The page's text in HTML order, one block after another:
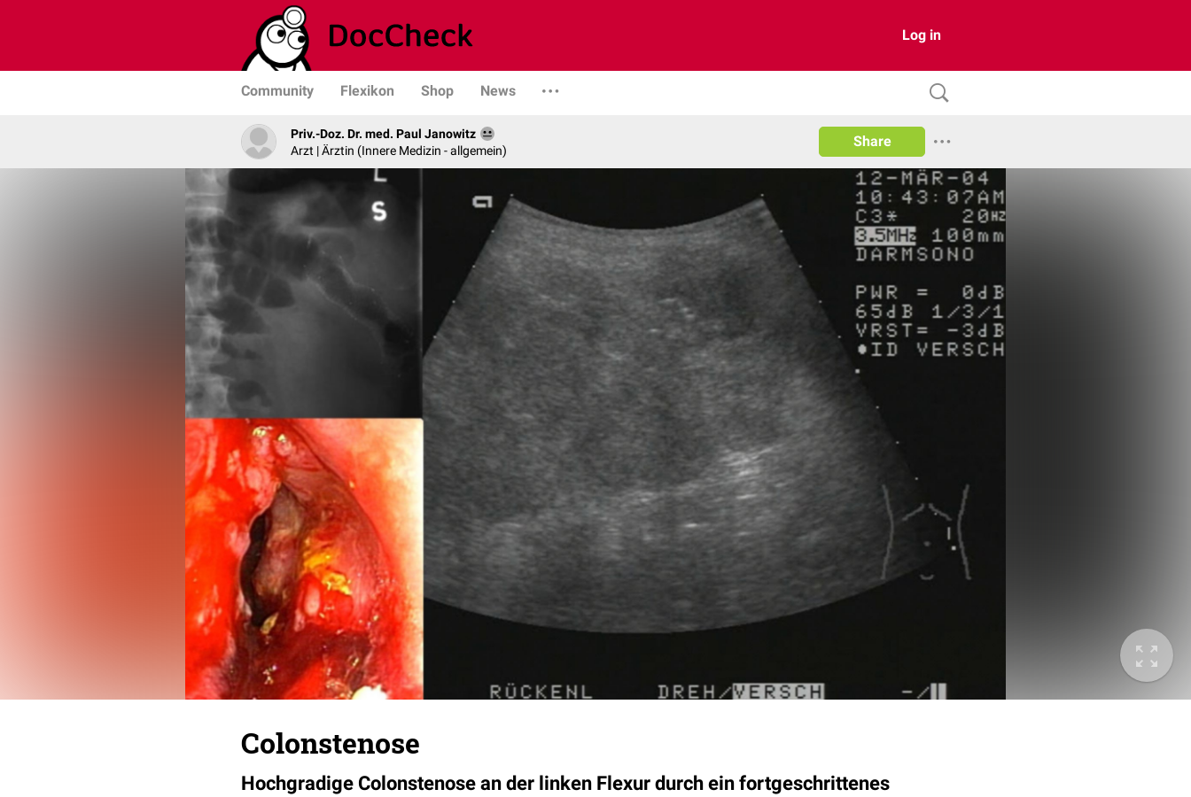
Log in
Community Flexikon Shop News
Priv.-Doz. Dr. med. Paul Janowitz
Arzt | Ärztin (Innere Medizin - allgemein)
Share
Colonstenose
Hochgradige Colonstenose an der linken Flexur durch ein fortgeschrittenes